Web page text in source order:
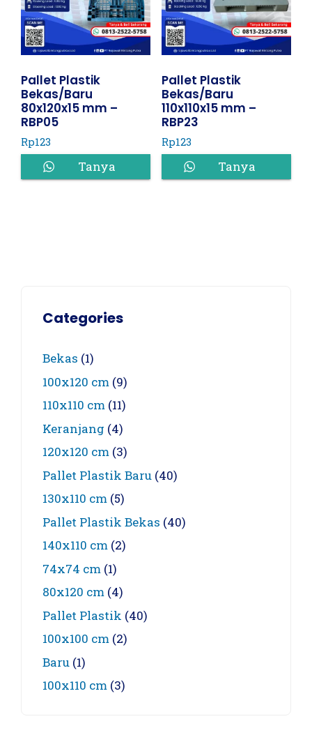
Pallet Plastik
Bekas/Baru
80x120x15 mm –
RBP05
Rp123
Tanya
Pallet Plastik
Bekas/Baru
110x110x15 mm –
RBP23
Rp123
Tanya
Categories
Bekas (1)
100x120 cm (9)
110x110 cm (11)
Keranjang (4)
120x120 cm (3)
Pallet Plastik Baru (40)
130x110 cm (5)
Pallet Plastik Bekas (40)
140x110 cm (2)
74x74 cm (1)
80x120 cm (4)
Pallet Plastik (40)
100x100 cm (2)
Baru (1)
100x110 cm (3)